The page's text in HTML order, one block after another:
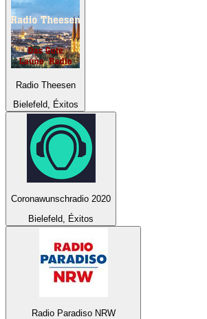
Radio Theesen
Bielefeld, Éxitos
Coronawunschradio 2020
Bielefeld, Éxitos
Radio Paradiso NRW